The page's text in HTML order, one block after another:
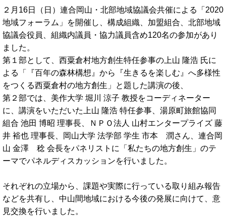
２月16日（日）連合岡山・北部地域協議会共催による「2020
地域フォーラム」を開催し、構成組織、加盟組合、北部地域
協議会役員、組織内議員・協力議員含め120名の参加があり
ました。
第１部として、西粟倉村地方創生特任参事の上山 隆浩 氏に
よる「『百年の森林構想』から『生きるを楽しむ』へ多様性
をつくる西粟倉村の地方創生」と題した講演の後、
第２部では、美作大学 堀川 涼子 教授をコーディネーター
に、講演をいただいた上山 隆浩 特任参事、湯原町旅館協同
組合 池田 博昭 理事長、ＮＰＯ法人 山村エンタープライズ 藤
井 裕也 理事長、岡山大学 法学部 学生 市本 潤さん、連合岡
山 金澤 稔 会長をパネリストに「私たちの地方創生」のテ
ーマでパネルディスカッションを行いました。
それぞれの立場から、課題や実際に行っている取り組み報告
などを共有し、中山間地域における今後の発展に向けて、意
見交換を行いました。